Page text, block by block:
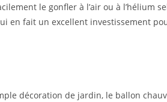
le gonfler à l’air ou à l’hélium
en fait un excellent investissement
décoration de jardin, le ballon